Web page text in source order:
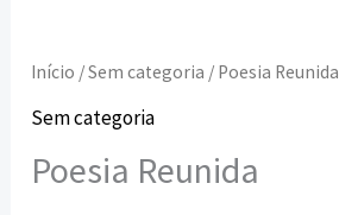
Início /Sem categoria / Poesia Reunida
Sem categoria
Poesia Reunida